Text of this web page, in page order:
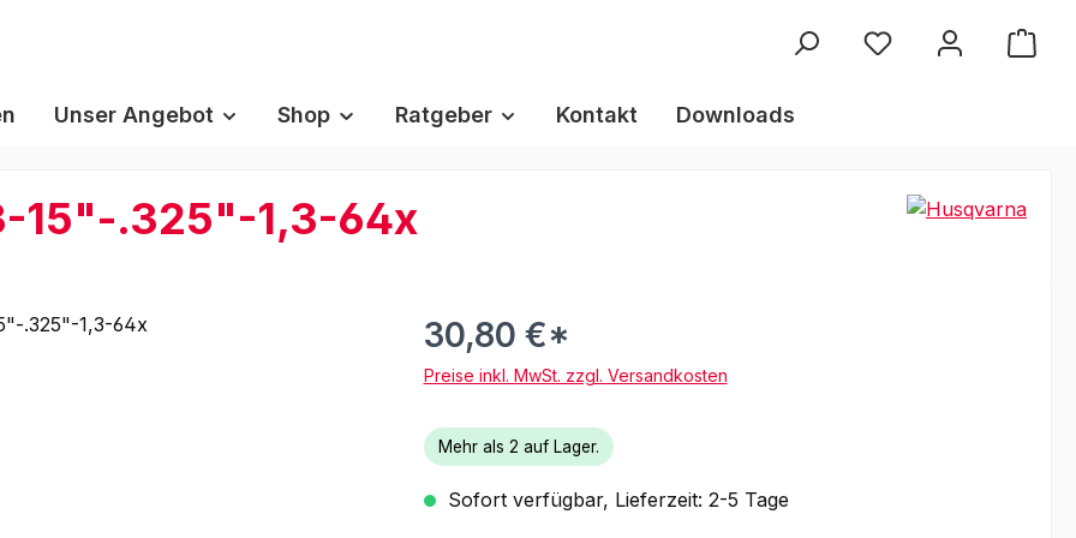
Unser Angebot Shop Ratgeber Kontakt Downloads
15"-.325"-1,3-64x
30,80 €*
Preise inkl. MwSt. zzgl. Versandkosten
Mehr als 2 auf Lager.
Sofort verfügbar, Lieferzeit: 2-5 Tage